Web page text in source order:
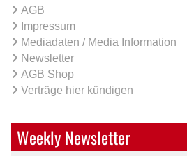
AGB
Impressum
Mediadaten / Media Information
Newsletter
AGB Shop
Verträge hier kündigen
Weekly Newsletter